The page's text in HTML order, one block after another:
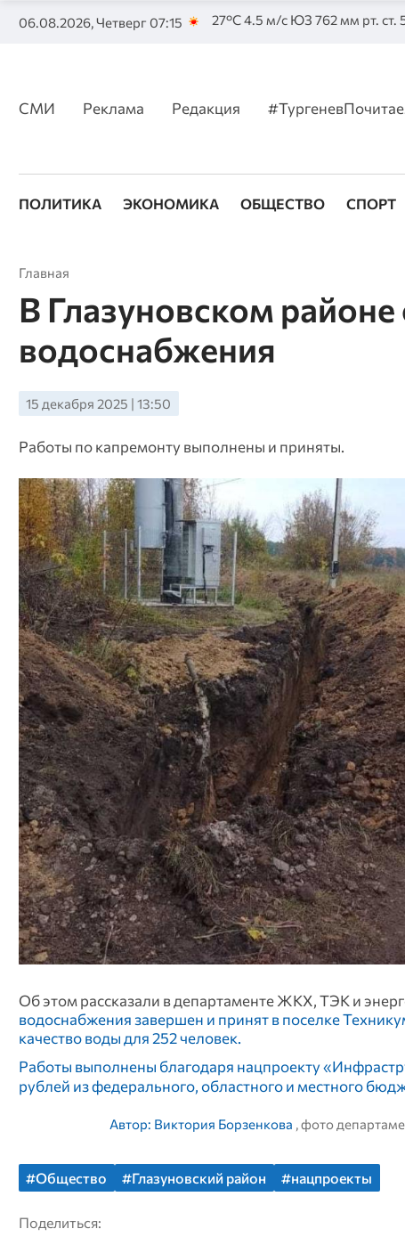
06.08.2026, Четверг 07:15 27°C 4.5 м/с ЮЗ 762 мм рт. ст.
СМИ Реклама Редакция
ПОЛИТИКА ЭКОНОМИКА ОБЩЕСТВО СПОРТ
Главная
В Глазуновском
водоснабжения
15 декабря 2025 | 13:50
Работы по капремонту выполнены и приняты.
Об этом рассказали в департаменте ЖКХ, ТЭК и
водоснабжения завершен и принят в поселке
качество воды для 252 человек.
Работы выполнены благодаря нацпроекту
рублей из федерального, областного и местного
Автор: Виктория Борзенкова , фото
#Общество #Глазуновский район #нацпроекты
Поделиться: